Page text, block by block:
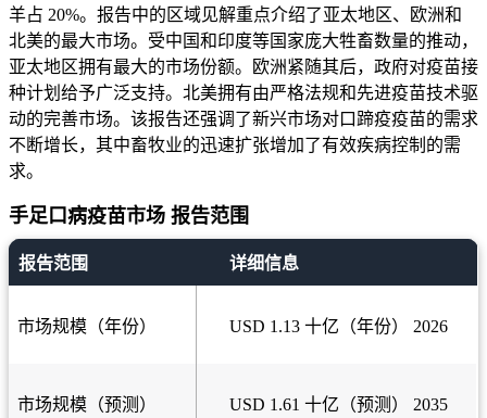
羊占 20%。报告中的区域见解重点介绍了亚太地区、欧洲和
北美的最大市场。受中国和印度等国家庞大牲畜数量的推动，
亚太地区拥有最大的市场份额。欧洲紧随其后，政府对疫苗接
种计划给予广泛支持。北美拥有由严格法规和先进疫苗技术驱
动的完善市场。该报告还强调了新兴市场对口蹄疫疫苗的需求
不断增长，其中畜牧业的迅速扩张增加了有效疾病控制的需
求。
手足口病疫苗市场 报告范围
报告范围 详细信息
市场规模（年份） USD 1.13 十亿（年份） 2026
市场规模（预测） USD 1.61 十亿（预测） 2035